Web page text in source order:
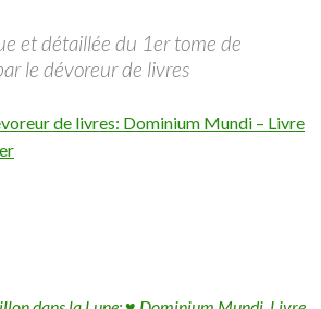
et détaillée du 1er tome de
le dévoreur de livres
de livres: Dominium Mundi – Livre